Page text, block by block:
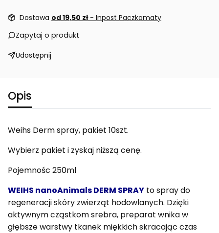
Dostawa od 19,50 zł - Inpost Paczkomaty
Zapytaj o produkt
Udostępnij
Opis
Weihs Derm spray, pakiet 10szt.
Wybierz pakiet i zyskaj niższą cenę.
Pojemnośc 250ml
WEIHS nanoAnimals DERM SPRAY to spray do
regeneracji skóry zwierząt hodowlanych. Dzięki
aktywnym cząstkom srebra, preparat wnika w
głębsze warstwy tkanek miękkich skracając czas